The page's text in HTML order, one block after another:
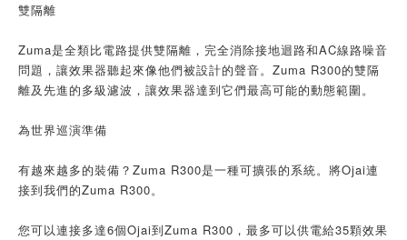
雙隔離
Zuma是全類比電路提供雙隔離，完全消除接地迴路和AC線路噪音
問題，讓效果器聽起來像他們被設計的聲音。Zuma R300的雙隔
離及先進的多級濾波，讓效果器達到它們最高可能的動態範圍。
為世界巡演準備
有越來越多的裝備？Zuma R300是一種可擴張的系統。將Ojai連
接到我們的Zuma R300。
您可以連接多達6個Ojai到Zuma R300，最多可以供電給35顆效果